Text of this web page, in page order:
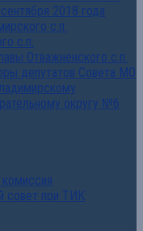
2018 года
с.п.
с.п.
Отважненского с.п.
депутатов Совета МО
округу №6
совет при ТИК